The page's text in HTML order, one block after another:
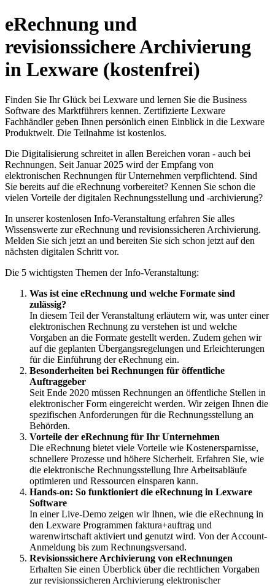
eRechnung und
revisionssichere Archivierung
in Lexware (kostenfrei)
Finden Sie Ihr Glück bei Lexware und lernen Sie die Business
Software des Marktführers kennen. Zertifizierte Lexware
Fachhändler geben Ihnen persönlich einen Einblick in die Lexware
Produktwelt. Die Teilnahme ist kostenlos.
Die Digitalisierung schreitet in allen Bereichen voran - auch bei
Rechnungen. Seit Januar 2025 wird der Empfang von
elektronischen Rechnungen für Unternehmen verpflichtend. Sind
Sie bereits auf die eRechnung vorbereitet? Kennen Sie schon die
vielen Vorteile der digitalen Rechnungsstellung und -archivierung?
In unserer kostenlosen Info-Veranstaltung erfahren Sie alles
Wissenswerte zur eRechnung und revisionssicheren Archivierung.
Melden Sie sich jetzt an und bereiten Sie sich schon jetzt auf den
nächsten digitalen Schritt vor.
Die 5 wichtigsten Themen der Info-Veranstaltung:
Was ist eine eRechnung und welche Formate sind
zulässig?
In diesem Teil der Veranstaltung erläutern wir, was unter einer
elektronischen Rechnung zu verstehen ist und welche
Vorgaben an die Formate gestellt werden. Zudem gehen wir
auf die geplanten Übergangsregelungen und Erleichterungen
für die Einführung der eRechnung ein.
Besonderheiten bei Rechnungen für öffentliche
Auftraggeber
Seit Ende 2020 müssen Rechnungen an öffentliche Stellen in
elektronischer Form eingereicht werden. Wir zeigen Ihnen die
spezifischen Anforderungen für die Rechnungsstellung an
Behörden.
Vorteile der eRechnung für Ihr Unternehmen
Die eRechnung bietet viele Vorteile wie Kostenersparnisse,
schnellere Prozesse und höhere Sicherheit. Erfahren Sie, wie
die elektronische Rechnungsstellung Ihre Arbeitsabläufe
optimieren und Ressourcen einsparen kann.
Hands-on: So funktioniert die eRechnung in Lexware
Software
In einer Live-Demo zeigen wir Ihnen, wie die eRechnung in
den Lexware Programmen faktura+auftrag und
warenwirtschaft aktiviert und genutzt wird. Von der Account-
Anmeldung bis zum Rechnungsversand.
Revisionssichere Archivierung von eRechnungen
Erhalten Sie einen Überblick über die rechtlichen Vorgaben
zur revisionssicheren Archivierung elektronischer